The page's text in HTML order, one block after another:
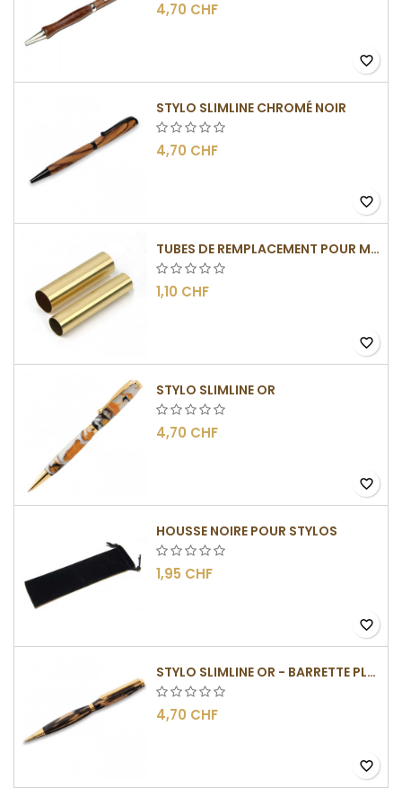
4,70 CHF
favorite_border
STYLO SLIMLINE CHROMÉ NOIR
4,70 CHF
favorite_border
TUBES DE REMPLACEMENT POUR MÉCANISMES SLIMLINE
1,10 CHF
favorite_border
STYLO SLIMLINE OR
4,70 CHF
favorite_border
HOUSSE NOIRE POUR STYLOS
1,95 CHF
favorite_border
STYLO SLIMLINE OR - BARRETTE PLATE
4,70 CHF
favorite_border